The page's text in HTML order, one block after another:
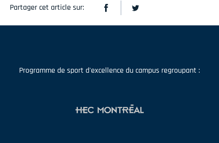
Partager cet article sur:
Programme de sport d'excellence du campus regroupant :